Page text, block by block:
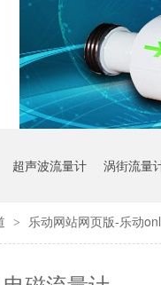
超声波流量计 涡街流量
> 乐动网站网页版-乐动